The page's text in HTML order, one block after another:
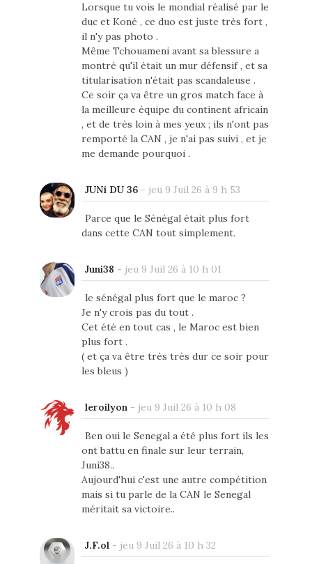
Lorsque tu vois le mondial réalisé par le
duc et Koné , ce duo est juste très fort ,
il n'y pas photo .
Même Tchouameni avant sa blessure a
montré qu'il était un mur défensif , et sa
titularisation n'était pas scandaleuse .
Ce soir ça va être un gros match face à
la meilleure équipe du continent africain
, et de très loin à mes yeux ; ils n'ont pas
remporté la CAN , je n'ai pas suivi , et je
me demande pourquoi .
JUNi DU 36- jeu 9 Juil 26 à 9 h 53
Parce que le Sénégal était plus fort
dans cette CAN tout simplement.
Juni38 - jeu 9 Juil 26 à 10 h 01
le sénégal plus fort que le maroc ?
Je n'y crois pas du tout .
Cet été en tout cas , le Maroc est bien
plus fort .
( et ça va être très très dur ce soir pour
les bleus )
leroilyon- jeu 9 Juil 26 à 10 h 08
Ben oui le Senegal a été plus fort ils les
ont battu en finale sur leur terrain,
Juni38..
Aujourd'hui c'est une autre compétition
mais si tu parle de la CAN le Senegal
méritait sa victoire..
J.F.ol- jeu 9 Juil 26 à 10 h 32